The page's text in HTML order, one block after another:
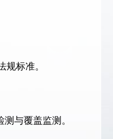
规标准。
与覆盖监测。